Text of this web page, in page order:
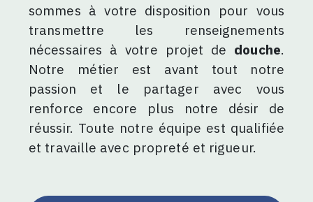
sommes à votre disposition pour vous
transmettre les renseignements
nécessaires à votre projet de douche.
Notre métier est avant tout notre
passion et le partager avec vous
renforce encore plus notre désir de
réussir. Toute notre équipe est qualifiée
et travaille avec propreté et rigueur.